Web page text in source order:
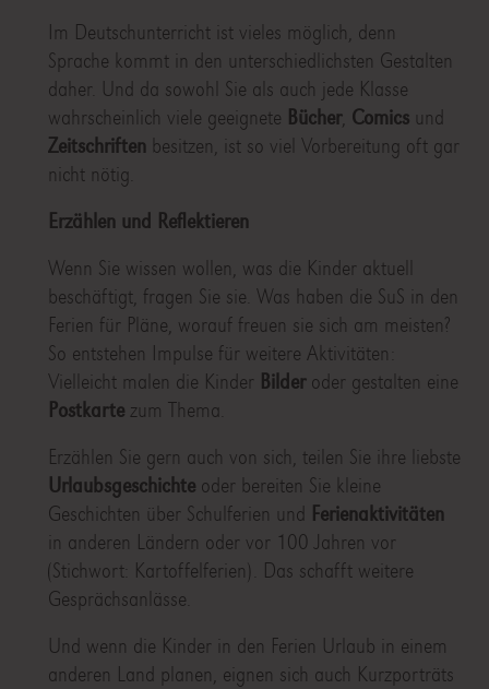
Im Deutschunterricht ist vieles möglich, denn
Sprache kommt in den unterschiedlichsten Gestalten
daher. Und da sowohl Sie als auch jede Klasse
wahrscheinlich viele geeignete Bücher, Comicsund
Zeitschriften besitzen, ist so viel Vorbereitung oft gar
nicht nötig.
Erzählen und Reflektieren
Wenn Sie wissen wollen, was die Kinder aktuell
beschäftigt, fragen Sie sie. Was haben die SuS in den
Ferien für Pläne, worauf freuen sie sich am meisten?
So entstehen Impulse für weitere Aktivitäten:
Vielleicht malen die Kinder Bilderoder gestalten eine
Postkartezum Thema.
Erzählen Sie gern auch von sich, teilen Sie ihre liebste
Urlaubsgeschichteoder bereiten Sie kleine
Geschichten über Schulferien und Ferienaktivitäten
in anderen Ländern oder vor 100 Jahren vor
(Stichwort: Kartoffelferien). Das schafft weitere
Gesprächsanlässe.
Und wenn die Kinder in den Ferien Urlaub in einem
anderen Land planen, eignen sich auch Kurzporträts